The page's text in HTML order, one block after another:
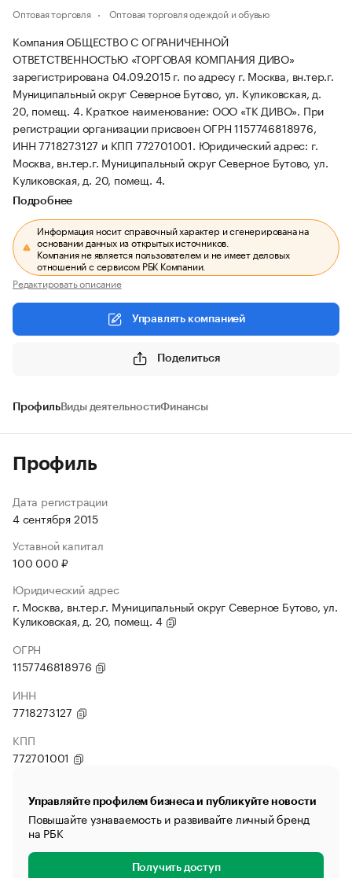
Оптовая торговля Оптовая торговля одеждой и обувью
Компания ОБЩЕСТВО С ОГРАНИЧЕННОЙ
ОТВЕТСТВЕННОСТЬЮ «ТОРГОВАЯ КОМПАНИЯ ДИВО»
зарегистрирована 04.09.2015 г. по адресу г. Москва, вн.тер.г.
Муниципальный округ Северное Бутово, ул. Куликовская, д.
20, помещ. 4. Краткое наименование: ООО «ТК ДИВО». При
регистрации организации присвоен ОГРН 1157746818976,
ИНН 7718273127 и КПП 772701001. Юридический адрес: г.
Москва, вн.тер.г. Муниципальный округ Северное Бутово, ул.
Куликовская, д. 20, помещ. 4.
Подробнее
Информация носит справочный характер и сгенерирована на
основании данных из открытых источников.
Компания не является пользователем и не имеет деловых
отношений с сервисом РБК Компании.
Редактировать описание
Управлять компанией
Поделиться
ПрофильВиды деятельностиФинансы
Профиль
Дата регистрации
4 сентября 2015
Уставной капитал
100 000 ₽
Юридический адрес
г. Москва, вн.тер.г. Муниципальный округ Северное Бутово, ул.
Куликовская, д. 20, помещ. 4
ОГРН
1157746818976
ИНН
7718273127
КПП
772701001
Управляйте профилем бизнеса и публикуйте новости
Повышайте узнаваемость и развивайте личный бренд
на РБК
Получить доступ